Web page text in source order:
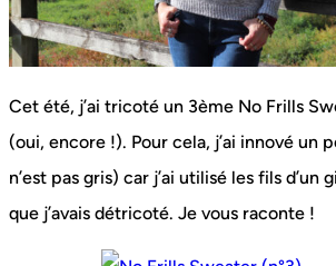
Cet été, j’ai tricoté un 3ème No Frills
(oui, encore !). Pour cela, j’ai innové un
n’est pas gris) car j’ai utilisé les fils d’un
que j’avais détricoté. Je vous raconte !